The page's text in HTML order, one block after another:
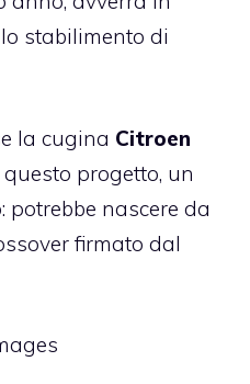
stabilimento di
la cugina Citroen
progetto, un
potrebbe nascere da
firmato dal